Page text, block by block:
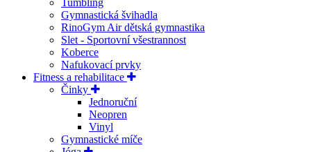
Tumbling
Gymnastická švihadla
RinoGym Air dětská gymnastika
Slet - Sportovní všestrannost
Koberce
Nafukovací prvky
Fitness a rehabilitace
Činky
Jednoruční
Neopren
Vinyl
Gymnastické míče